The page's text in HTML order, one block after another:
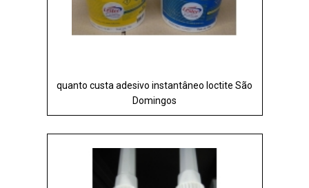
quanto custa adesivo instantâneo loctite São
Domingos